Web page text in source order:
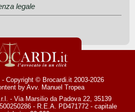
legale
Copyright © Brocardi.it 2003-2026
by Avv. Manuel Tropea
- Via Marsilio da Padova 22, 35139
- R.E.A. PD471772 - capitale